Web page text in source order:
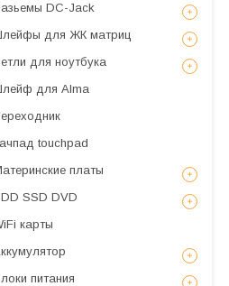
DC-Jack
для ЖК матриц
для ноутбука
для Alma
touchpad
платы
SSD DVD
карты
питания